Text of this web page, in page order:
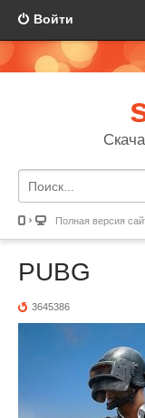
Войти
Полная версия
PUBG
3645386